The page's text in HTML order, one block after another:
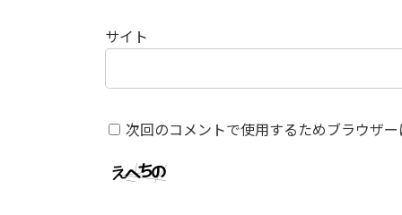
サイト
次回のコメントで使用するためブラウザ